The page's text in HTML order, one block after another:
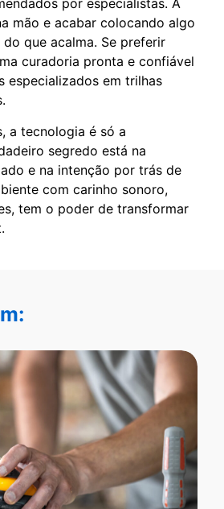
mão e acabar colocando algo
que acalma. Se preferir
curadoria pronta e confiável
em trilhas
a tecnologia é só a
segredo está na
e na intenção por trás de
com carinho sonoro,
tem o poder de transformar